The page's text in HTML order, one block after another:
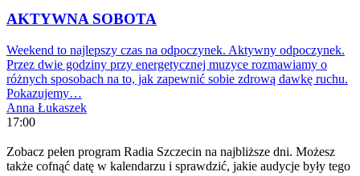
AKTYWNA SOBOTA
Weekend to najlepszy czas na odpoczynek. Aktywny odpoczynek.
Przez dwie godziny przy energetycznej muzyce rozmawiamy o
różnych sposobach na to, jak zapewnić sobie zdrową dawkę ruchu.
Pokazujemy…
Anna Łukaszek
17:00
Zobacz pełen program Radia Szczecin na najbliższe dni. Możesz
także cofnąć datę w kalendarzu i sprawdzić, jakie audycje były tego